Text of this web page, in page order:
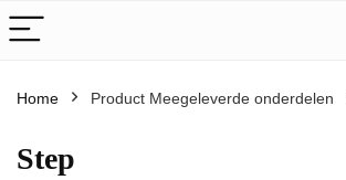
Home Product Meegeleverde onderdelen
‎Step